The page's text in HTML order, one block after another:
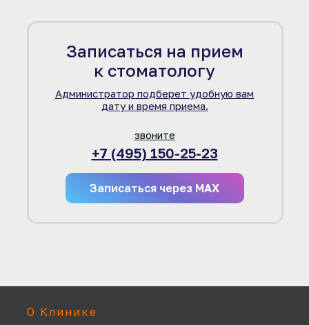
Записаться через MAX
+7 (495) 150-25-23
звоните
Записаться на прием
к стоматологу
Администратор подберет удобную вам
дату и время приема.
О Клинике